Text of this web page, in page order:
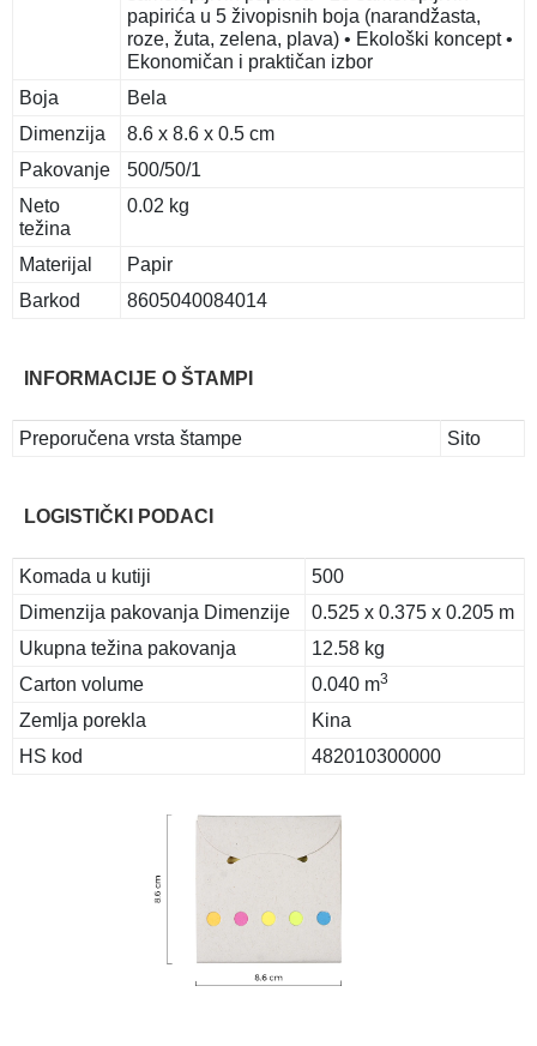
papirića u 5 živopisnih boja (narandžasta,
roze, žuta, zelena, plava) • Ekološki koncept •
Ekonomičan i praktičan izbor
Boja
Bela
Dimenzija
8.6 x 8.6 x 0.5 cm
Pakovanje
500/50/1
Neto
težina
0.02 kg
Materijal
Papir
Barkod
8605040084014
INFORMACIJE O ŠTAMPI
Preporučena vrsta štampe Sito
LOGISTIČKI PODACI
Komada u kutiji
500
Dimenzija pakovanja Dimenzije
0.525 x 0.375 x 0.205 m
Ukupna težina pakovanja
12.58 kg
Carton volume
0.040 m3
Zemlja porekla
Kina
HS kod
482010300000